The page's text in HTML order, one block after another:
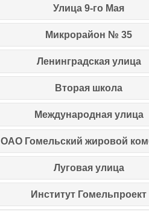
Улица 9-го Мая
Микрорайон № 35
Ленинградская улица
Вторая школа
Международная улица
ОАО Гомельский жировой
Луговая улица
Институт Гомельпроект